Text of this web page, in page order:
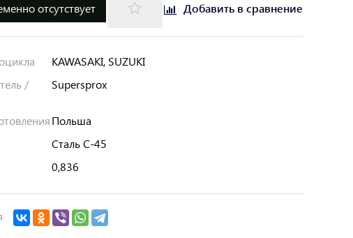
отсутствует Добавить в сравнение
KAWASAKI, SUZUKI
/
Supersprox
Польша
Сталь C-45
0,836